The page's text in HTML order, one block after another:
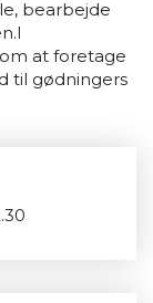
bearbejde
at foretage
til gødningers